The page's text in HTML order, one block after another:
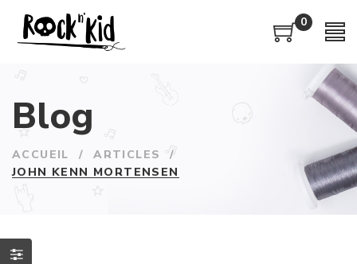
0
Blog
ACCUEIL / ARTICLES
/
JOHN KENN MORTENSEN